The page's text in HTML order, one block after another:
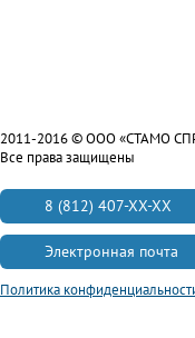
2011-2016 © ООО «СТАМО
Все права защищены
8 (812) 407-XX-XX
Электронная почта
Политика